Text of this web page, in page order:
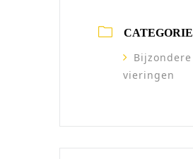
CATEGORIE
Bijzondere
vieringen